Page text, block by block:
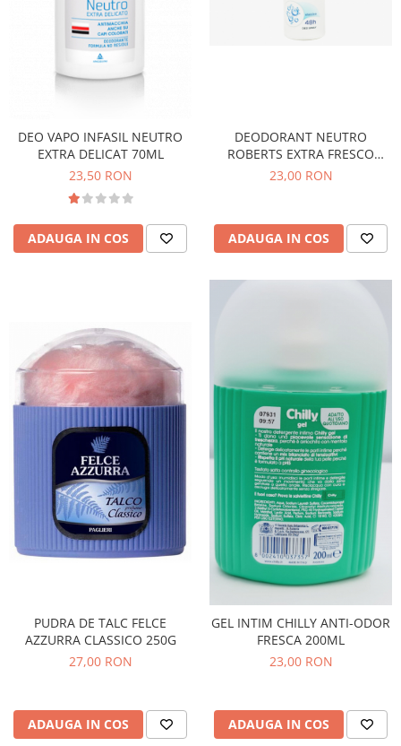
DEO VAPO INFASIL NEUTRO
EXTRA DELICAT 70ML
23,50 RON
ADAUGA IN COS
DEODORANT NEUTRO
ROBERTS EXTRA FRESCO
150ML
23,00 RON
ADAUGA IN COS
PUDRA DE TALC FELCE
AZZURRA CLASSICO 250G
27,00 RON
ADAUGA IN COS
GEL INTIM CHILLY ANTI-ODOR
FRESCA 200ML
23,00 RON
ADAUGA IN COS